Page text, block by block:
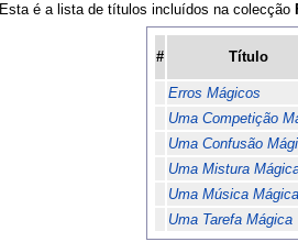
Esta é a lista de títulos incluídos na colecção
# Título
Erros Mágicos
Uma Competição
Uma Confusão
Uma Mistura
Uma Música Mágica
Uma Tarefa Mágica